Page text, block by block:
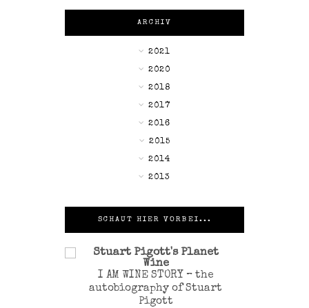
ARCHIV
►2021
►2020
►2018
►2017
►2016
▼2015
►2014
►2013
SCHAUT HIER VORBEI...
Stuart Pigott's Planet
Wine
I AM WINE STORY – the
autobiography of Stuart
Pigott